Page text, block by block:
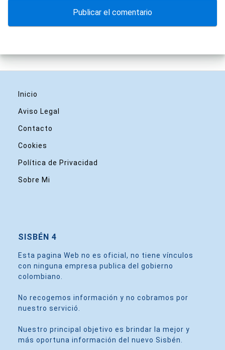
Inicio
Aviso Legal
Contacto
Cookies
Política de Privacidad
Sobre Mi
SISBÉN 4
Esta pagina Web no es oficial, no tiene vínculos
con ninguna empresa publica del gobierno
colombiano.
No recogemos información y no cobramos por
nuestro servició.
Nuestro principal objetivo es brindar la mejor y
más oportuna información del nuevo Sisbén.